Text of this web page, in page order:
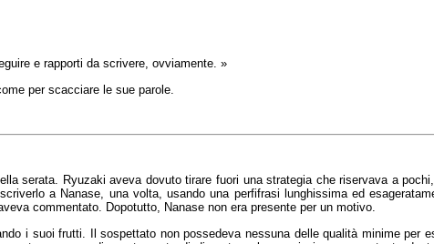
e rapporti da scrivere, ovviamente. »
per scacciare le sue parole.
serata. Ryuzaki aveva dovuto tirare fuori una strategia che riservava a
a Nanase, una volta, usando una perfifrasi lunghissima ed
commentato. Dopotutto, Nanase non era presente per un motivo.
i suoi frutti. Il sospettato non possedeva nessuna delle qualità minime per